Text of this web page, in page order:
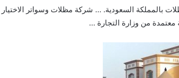
بالمملكة السعودية. … شركة مظلات وسواتر الاختيار
من وزارة التجارة …